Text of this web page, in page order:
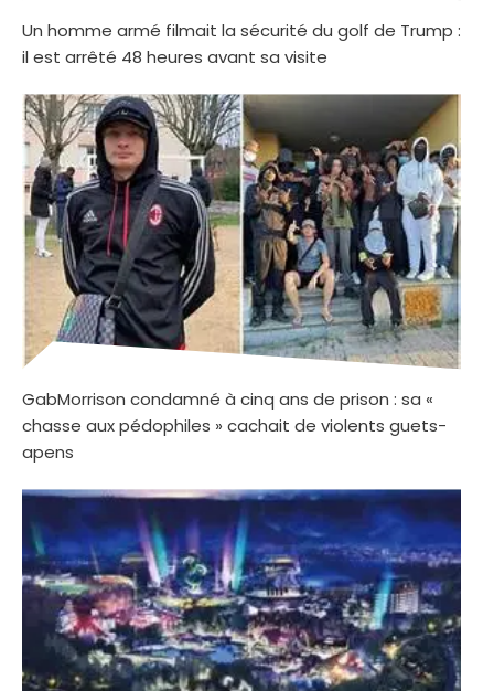
Un homme armé filmait la sécurité du golf de Trump :
il est arrêté 48 heures avant sa visite
GabMorrison condamné à cinq ans de prison : sa «
chasse aux pédophiles » cachait de violents guets-
apens